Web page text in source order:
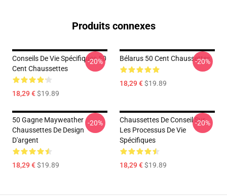
Produits connexes
Conseils De Vie Spécifiques 50
Cent Chaussettes
18,29 €$19.89
-20% Bélarus 50 Cent Chaussettes
18,29 €$19.89
-20%
50 Gagne Mayweather
Chaussettes De Design
D'argent
18,29 €$19.89
-20%
Chaussettes De Conseil Sur
Les Processus De Vie
Spécifiques
18,29 €$19.89
-20%